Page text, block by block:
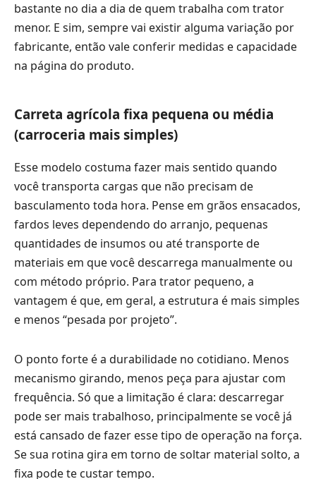
bastante no dia a dia de quem trabalha com trator
menor. E sim, sempre vai existir alguma variação por
fabricante, então vale conferir medidas e capacidade
na página do produto.
Carreta agrícola fixa pequena ou média
(carroceria mais simples)
Esse modelo costuma fazer mais sentido quando
você transporta cargas que não precisam de
basculamento toda hora. Pense em grãos ensacados,
fardos leves dependendo do arranjo, pequenas
quantidades de insumos ou até transporte de
materiais em que você descarrega manualmente ou
com método próprio. Para trator pequeno, a
vantagem é que, em geral, a estrutura é mais simples
e menos “pesada por projeto”.
O ponto forte é a durabilidade no cotidiano. Menos
mecanismo girando, menos peça para ajustar com
frequência. Só que a limitação é clara: descarregar
pode ser mais trabalhoso, principalmente se você já
está cansado de fazer esse tipo de operação na força.
Se sua rotina gira em torno de soltar material solto, a
fixa pode te custar tempo.